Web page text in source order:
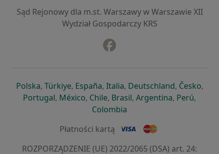
Sąd Rejonowy dla m.st. Warszawy w Warszawie XII
Wydział Gospodarczy KRS
Polskaotwiera się w nowej karcie
, Türkiyeotwiera się w nowej karcie
, Españaotwiera się w nowej karcie
, Italiaotwiera się w nowej
, Deutschlandotwiera się
, Česko,
Portugalotwiera się w nowej karcie
, Méxicootwiera się w nowej karcie
, Chileotwiera się w nowej karcie
, Brasilotwiera się w nowej
, Argentinaotwiera się
, Perú,
Colombia
Płatności kartą
ROZPORZĄDZENIE (UE) 2022/2065 (DSA) art. 24: